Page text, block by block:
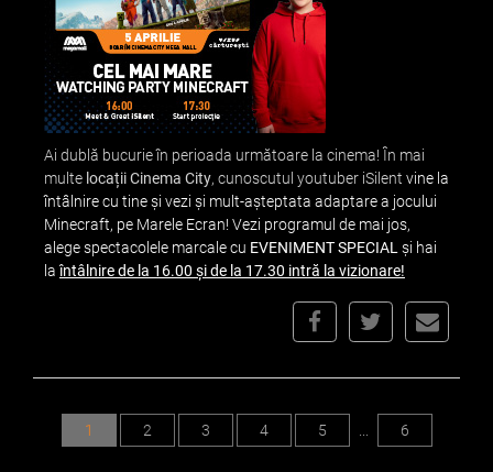
Ai dublă bucurie în perioada următoare la cinema! În mai
multe locații Cinema City, cunoscutul youtuber iSilent vine la
întâlnire cu tine și vezi și mult-așteptata adaptare a jocului
Minecraft, pe Marele Ecran! Vezi programul de mai jos,
alege spectacolele marcale cu EVENIMENT SPECIAL și hai
la întâlnire de la 16.00 și de la 17.30 intră la vizionare!
1 2 3 4 5 6